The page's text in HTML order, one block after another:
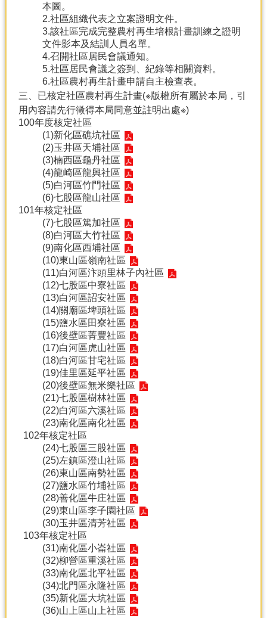
本圖。
2.社區組織代表之立案證明文件。
3.該社區完成完整農村再生培根計畫訓練之證明
文件影本及結訓人員名單。
4.召開社區居民會議通知。
5.社區居民會議之簽到、紀錄等相關資料。
6.社區農村再生計畫申請自主檢查表。
三、已核定社區農村再生計畫(※版權所有屬於本局，引
用內容請先行徵得本局同意並註明出處※)
100年度核定社區
(1)新化區礁坑社區
(2)玉井區天埔社區
(3)楠西區龜丹社區
(4)龍崎區龍興社區
(5)白河區竹門社區
(6)七股區龍山社區
101年核定社區
(7)七股區篤加社區
(8)白河區大竹社區
(9)南化區西埔社區
(10)東山區嶺南社區
(11)白河區汴頭里林子內社區
(12)七股區中寮社區
(13)白河區詔安社區
(14)關廟區埤頭社區
(15)鹽水區田寮社區
(16)後壁區菁豐社區
(17)白河區虎山社區
(18)白河區甘宅社區
(19)佳里區延平社區
(20)後壁區無米樂社區
(21)七股區樹林社區
(22)白河區六溪社區
(23)南化區南化社區
102年核定社區
(24)七股區三股社區
(25)左鎮區澄山社區
(26)東山區南勢社區
(27)鹽水區竹埔社區
(28)善化區牛庄社區
(29)東山區李子園社區
(30)玉井區清芳社區
103年核定社區
(31)南化區小崙社區
(32)柳營區重溪社區
(33)南化區北平社區
(34)北門區永隆社區
(35)新化區大坑社區
(36)山上區山上社區